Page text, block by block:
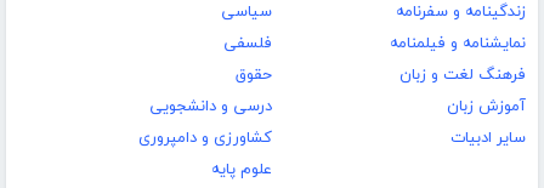
زندگینامه و سفرنامه
نمایشنامه و فیلمنامه
فرهنگ لغت و زبان
آموزش زبان
سایر ادبیات
سیاسی
فلسفی
حقوق
درسی و دانشجویی
کشاورزی و دامپروری
علوم پایه